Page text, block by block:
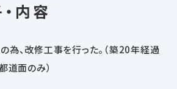
内容
為、改修工事を行った。（築20年経過
道面のみ）